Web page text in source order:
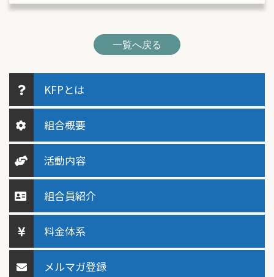
一覧へ戻る
KFPとは
組合概要
活動内容
組合員紹介
料金体系
メルマガ登録